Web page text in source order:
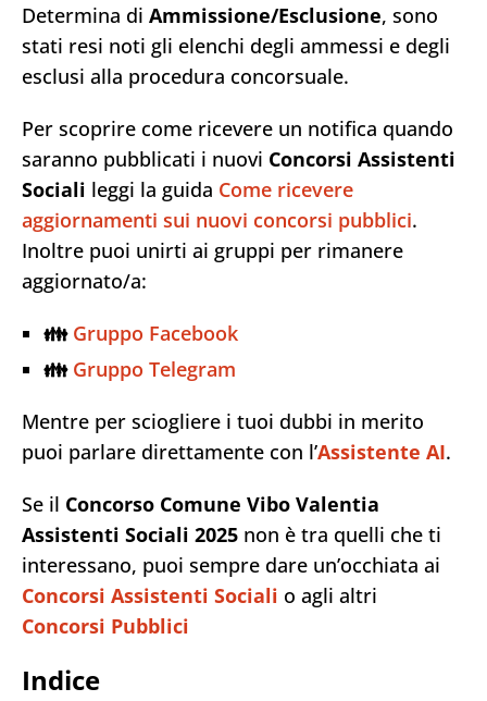
Determina di Ammissione/Esclusione, sono
stati resi noti gli elenchi degli ammessi e degli
esclusi alla procedura concorsuale.
Per scoprire come ricevere un notifica quando
saranno pubblicati i nuovi Concorsi Assistenti
Sociali leggi la guida Come ricevere
aggiornamenti sui nuovi concorsi pubblici.
Inoltre puoi unirti ai gruppi per rimanere
aggiornato/a:
👪 Gruppo Facebook
👪 Gruppo Telegram
Mentre per sciogliere i tuoi dubbi in merito
puoi parlare direttamente con l’Assistente AI.
Se il Concorso Comune Vibo Valentia
Assistenti Sociali 2025 non è tra quelli che ti
interessano, puoi sempre dare un’occhiata ai
Concorsi Assistenti Sociali o agli altri
Concorsi Pubblici
Indice